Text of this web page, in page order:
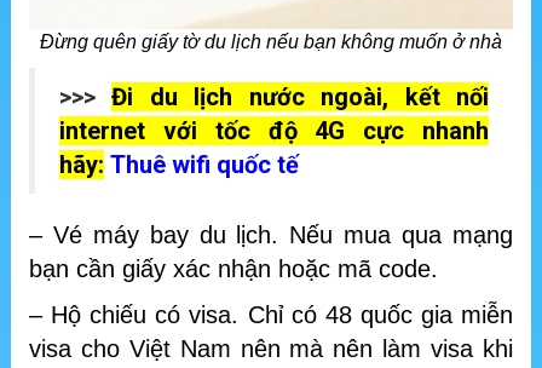
Đừng quên giấy tờ du lịch nếu bạn không muốn ở nhà
>>>Đi du lịch nước ngoài, kết nối
internet với tốc độ 4G cực nhanh
hãy: Thuê wifi quốc tế
– Vé máy bay du lịch. Nếu mua qua mạng
bạn cần giấy xác nhận hoặc mã code.
– Hộ chiếu có visa. Chỉ có 48 quốc gia miễn
visa cho Việt Nam nên mà nên làm visa khi